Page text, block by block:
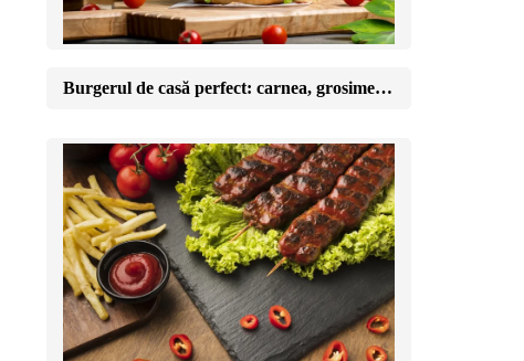
Burgerul de casă perfect: carnea, grosimea și momentul în care îl întorci